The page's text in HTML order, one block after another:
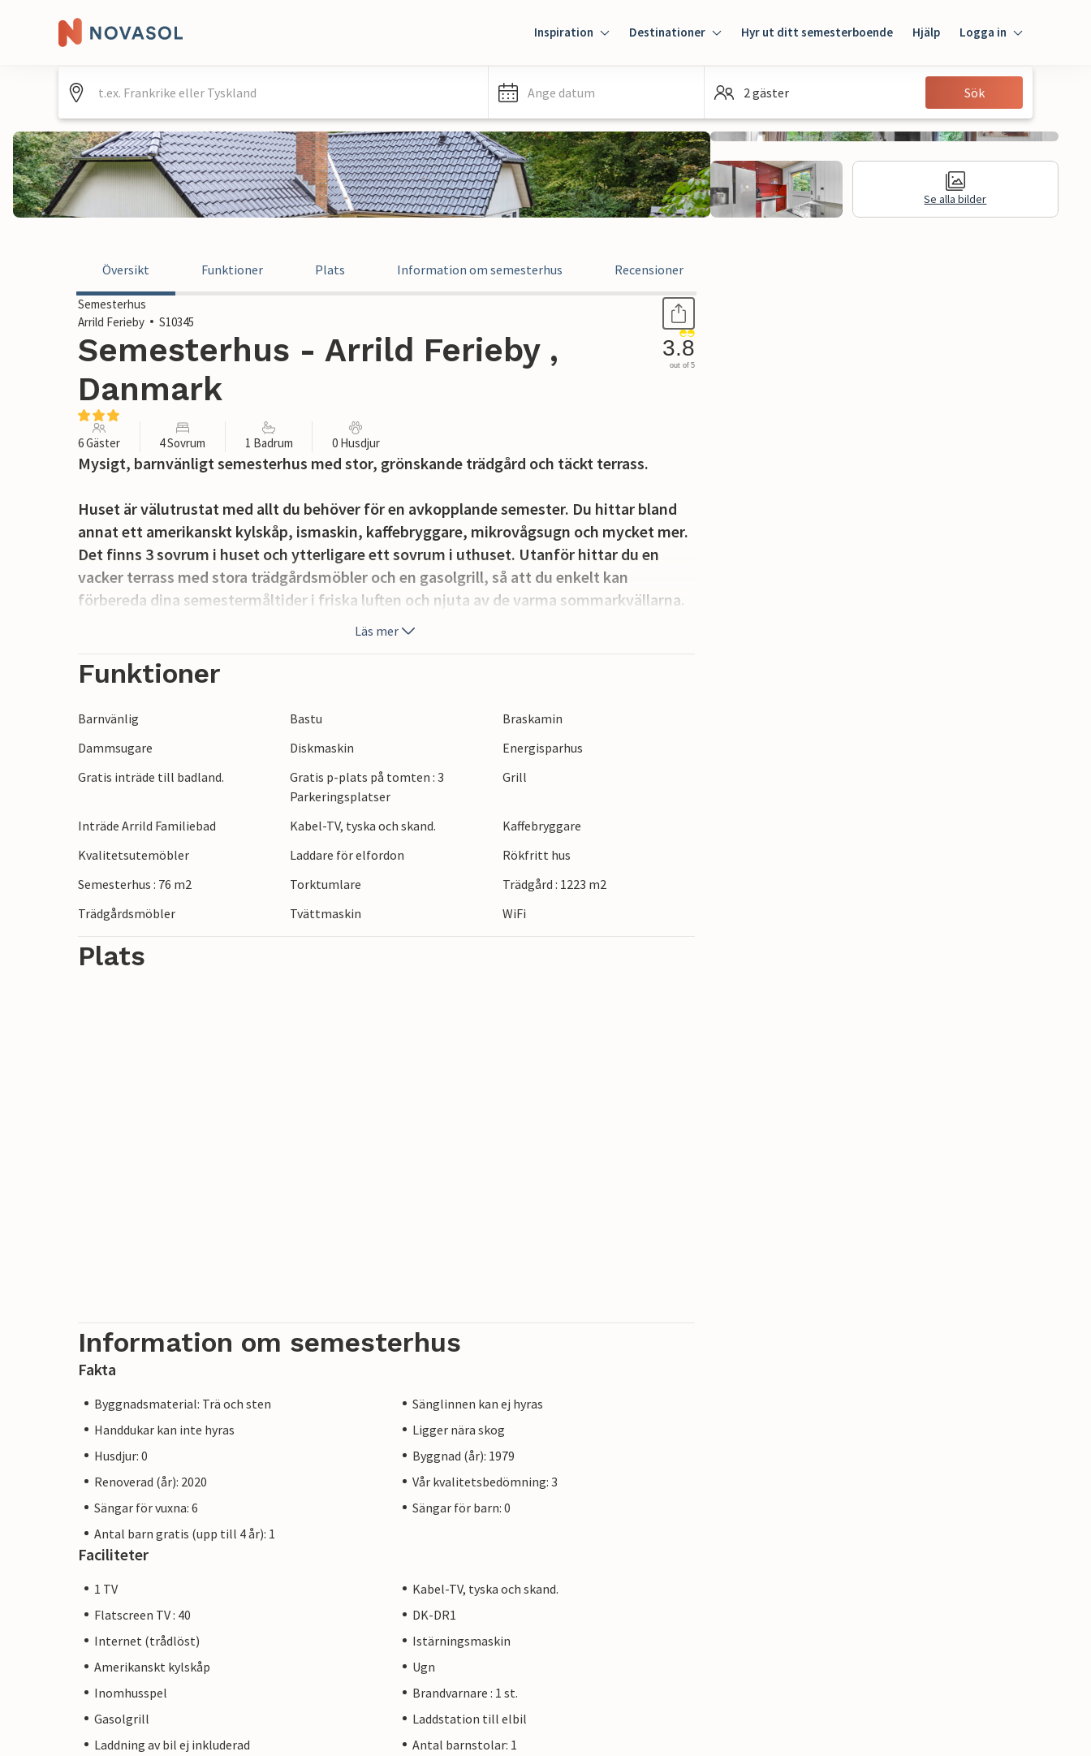
Inspiration Destinationer Hyr ut ditt semesterboende Hjälp Logga in
Gäst
Ange datum 2 gäster Sök
Se alla bilder
Översikt Funktioner Plats Information om semesterhus Recensioner
Semesterhus
Arrild Ferieby
S10345
Semesterhus - Arrild Ferieby ,
Danmark
3.8
out of 5
6 Gäster 4 Sovrum 1 Badrum 0 Husdjur
Mysigt, barnvänligt semesterhus med stor, grönskande trädgård och täckt terrass.
Huset är välutrustat med allt du behöver för en avkopplande semester. Du hittar bland
annat ett amerikanskt kylskåp, ismaskin, kaffebryggare, mikrovågsugn och mycket mer.
Det finns 3 sovrum i huset och ytterligare ett sovrum i uthuset. Utanför hittar du en
vacker terrass med stora trädgårdsmöbler och en gasolgrill, så att du enkelt kan
förbereda dina semestermåltider i friska luften och njuta av de varma sommarkvällarna.
poolen, tennisbanan, minigolfbanan och mycket mer, så du kommer garanterat inte att
Läs mer
Funktioner
Barnvänlig Bastu
Braskamin
Dammsugare
Diskmaskin
Energisparhus
Gratis inträde till badland.
Gratis p-plats på tomten : 3
Parkeringsplatser
Grill
Inträde Arrild Familiebad Kabel-TV, tyska och skand.
Kaffebryggare
Kvalitetsutemöbler
Laddare för elfordon
Rökfritt hus
Semesterhus : 76 m2
Torktumlare
Trädgård : 1223 m2
Trädgårdsmöbler
Tvättmaskin WiFi
Plats
Information om semesterhus
Fakta
Byggnadsmaterial: Trä och sten
Sänglinnen kan ej hyras
Handdukar kan inte hyras
Ligger nära skog
Husdjur: 0
Byggnad (år): 1979
Renoverad (år): 2020
Vår kvalitetsbedömning: 3
Sängar för vuxna: 6
Sängar för barn: 0
Antal barn gratis (upp till 4 år): 1
Faciliteter
1 TV
Kabel-TV, tyska och skand.
Flatscreen TV : 40
DK-DR1
Internet (trådlöst)
Istärningsmaskin
Amerikanskt kylskåp
Ugn
Inomhusspel
Brandvarnare : 1 st.
Gasolgrill
Laddstation till elbil
Laddning av bil ej inkluderad
Antal barnstolar: 1